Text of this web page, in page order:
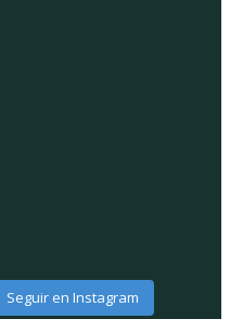
Seguir en Instagram